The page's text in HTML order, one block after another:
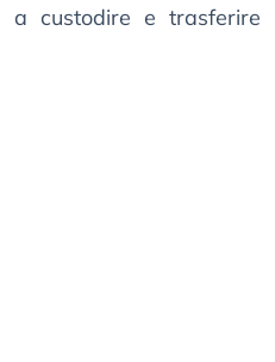
a custodire e trasferire